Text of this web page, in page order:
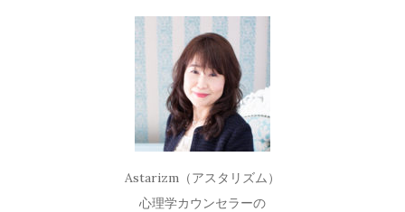
Astarizm（アスタリズム）
心理学カウンセラーの